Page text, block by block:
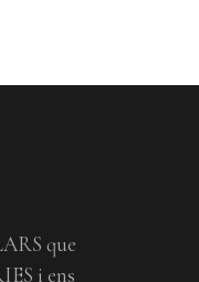
que
i ens